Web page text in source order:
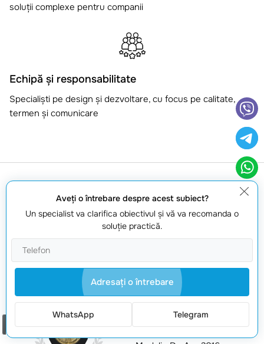
soluții complexe pentru companii
Echipă și responsabilitate
Specialiști pe design și dezvoltare, cu focus pe calitate,
termen și comunicare
NOTORIUM TRADEMARK
AWARDS
Trofeul Notorium 2017,
2018, Medalia de Aur
Notorium 2019
MARCA COMERCIALA A
ANULUI
Aveţi o întrebare despre acest subiect?
Un specialist va clarifica obiectivul şi vă va recomanda o
soluţie practică.
Adresaţi o întrebare
WhatsApp Telegram
Comanda un apel